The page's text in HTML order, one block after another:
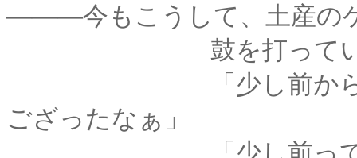
―――今もこうして、土産の
鼓を打ってい
「少し前からしてみ
ござったなぁ」